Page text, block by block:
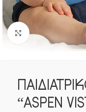
Click to enlarge
“ASPEN